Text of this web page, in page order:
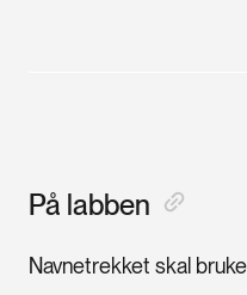
På labben
Navnetrekket skal